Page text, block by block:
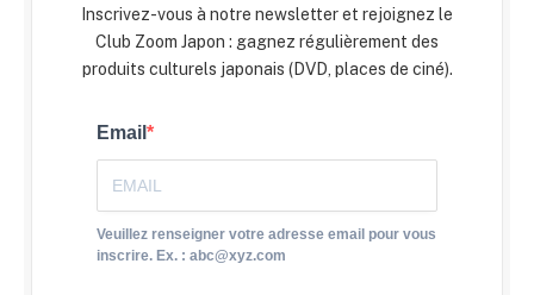
Inscrivez-vous à notre newsletter et rejoignez le
Club Zoom Japon : gagnez régulièrement des
produits culturels japonais (DVD, places de ciné).
Email
Veuillez renseigner votre adresse email pour vous
inscrire. Ex. : abc@xyz.com